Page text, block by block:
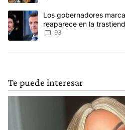
Un artículo de tendencia con el
Los gobernadores
reaparece en la
93